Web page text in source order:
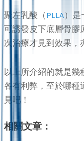
聚左乳酸（PLLA）是
可誘發皮下底層骨膠
次治療才見到效果，
以上所介紹的就是幾
各有利弊，至於哪種
見吧！
相關文章：